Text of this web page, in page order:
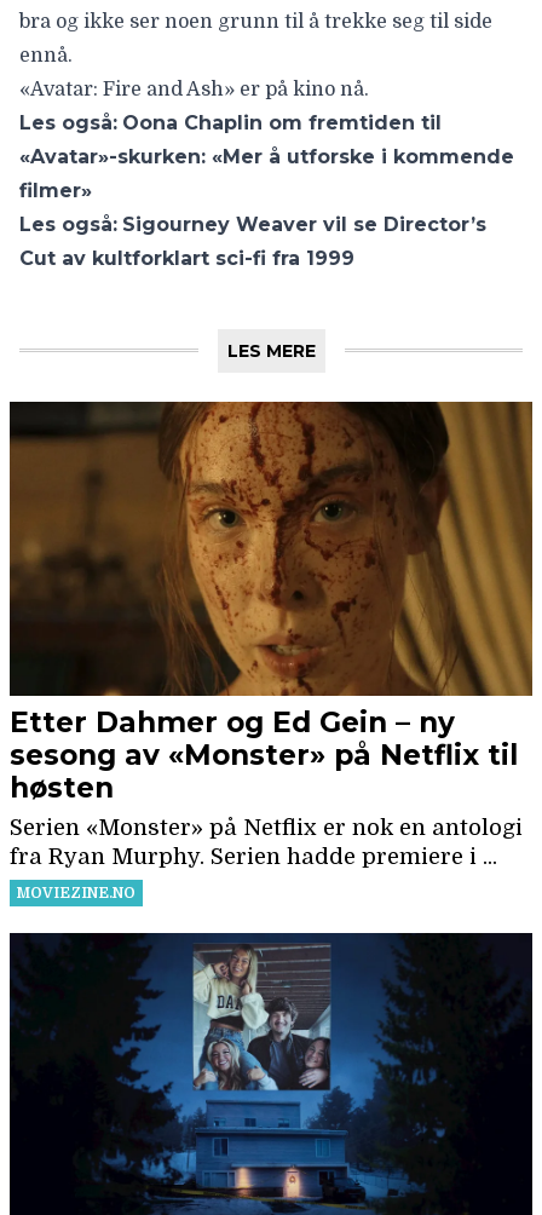
bra og ikke ser noen grunn til å trekke seg til side
ennå.
«Avatar: Fire and Ash» er på kino nå.
Les også: Oona Chaplin om fremtiden til
«Avatar»-skurken: «Mer å utforske i kommende
filmer»
Les også: Sigourney Weaver vil se Director’s
Cut av kultforklart sci-fi fra 1999
LES MERE